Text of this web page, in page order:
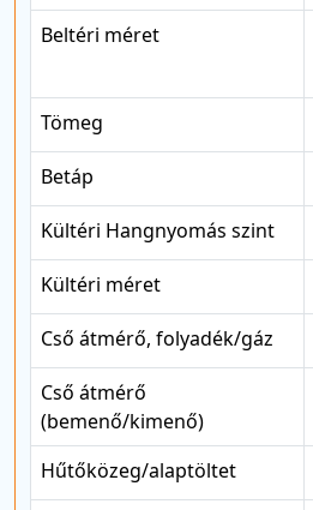
Beltéri méret
Tömeg
Betáp
Kültéri Hangnyomás szint
Kültéri méret
Cső átmérő, folyadék/gáz
Cső átmérő
(bemenő/kimenő)
Hűtőközeg/alaptöltet